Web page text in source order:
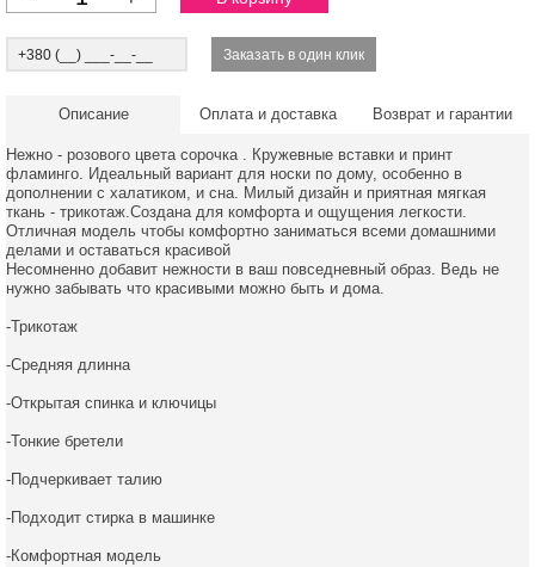
Описание Оплата и доставка Возврат и гарантии
Нежно - розового цвета сорочка . Кружевные вставки и принт
фламинго. Идеальный вариант для носки по дому, особенно в
дополнении с халатиком, и сна. Милый дизайн и приятная мягкая
ткань - трикотаж.Создана для комфорта и ощущения легкости.
Отличная модель чтобы комфортно заниматься всеми домашними
делами и оставаться красивой
Несомненно добавит нежности в ваш повседневный образ. Ведь не
нужно забывать что красивыми можно быть и дома.
-Трикотаж
-Средняя длинна
-Открытая спинка и ключицы
-Тонкие бретели
-Подчеркивает талию
-Подходит стирка в машинке
-Комфортная модель